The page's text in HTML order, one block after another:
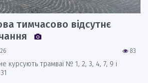
тимчасово відсутнє
83
курсують трамваї № 1, 2, 3, 4, 7, 9 і